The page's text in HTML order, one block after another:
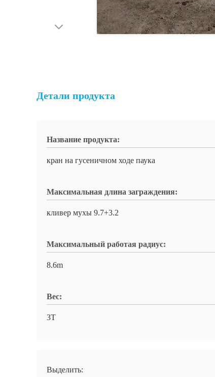
Детали продукта
Название продукта:
кран на гусеничном ходе паука
Максимальная длина заграждения:
кливер мухы 9.7+3.2
Максимальный работая радиус:
8.6m
Вес:
3T
Выделить: